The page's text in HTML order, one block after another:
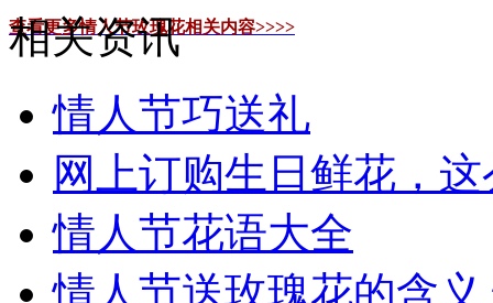
查看更多情人节玫瑰花相关内容>>>>
相关资讯
情人节巧送礼
网上订购生日鲜花，
情人节花语大全
情人节送玫瑰花的含